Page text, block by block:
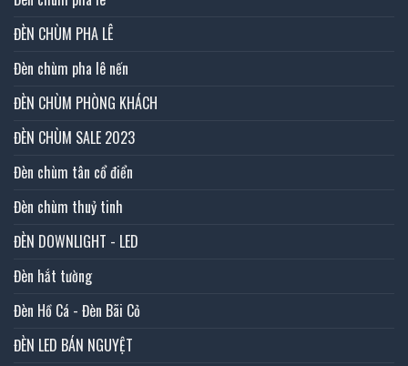
ĐÈN CHÙM PHA LÊ
Đèn chùm pha lê nến
ĐÈN CHÙM PHÒNG KHÁCH
ĐÈN CHÙM SALE 2023
Đèn chùm tân cổ điển
Đèn chùm thuỷ tinh
ĐÈN DOWNLIGHT - LED
Đèn hắt tường
Đèn Hồ Cá - Đèn Bãi Cỏ
ĐÈN LED BÁN NGUYỆT